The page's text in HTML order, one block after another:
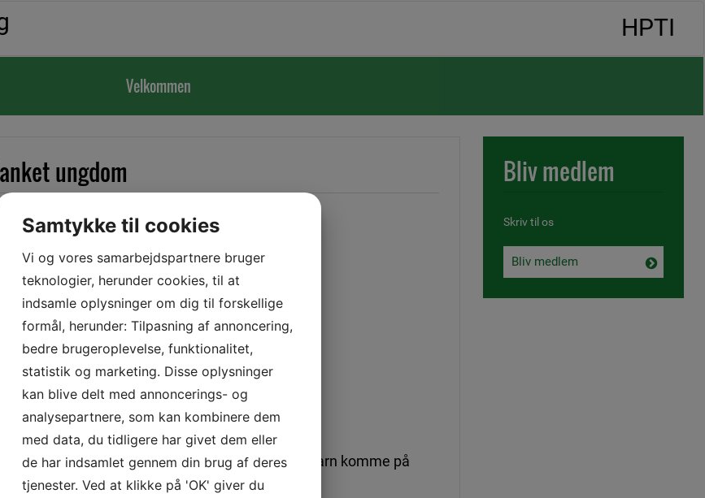
HPTI
Velkommen
ungdom
Badminton – Ungdomsafdelingen
evt. med nævnelse af fornavn på vores barn komme på
ja:___ nej:___
Bliv medlem
Skriv til os
Bliv medlem
Samtykke til cookies
Vi og vores samarbejdspartnere bruger
teknologier, herunder cookies, til at
indsamle oplysninger om dig til forskellige
formål, herunder: Tilpasning af annoncering,
bedre brugeroplevelse, funktionalitet,
statistik og marketing. Disse oplysninger
kan blive delt med annoncerings- og
analysepartnere, som kan kombinere dem
med data, du tidligere har givet dem eller
de har indsamlet gennem din brug af deres
tjenester. Ved at klikke på 'OK' giver du